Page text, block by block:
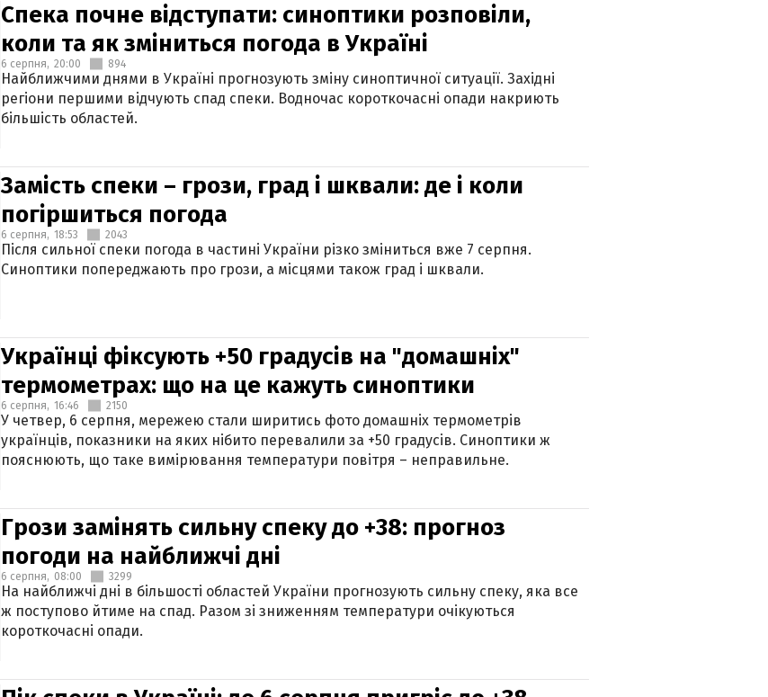
Спека почне відступати: синоптики розповіли,
коли та як зміниться погода в Україні
6 серпня, 20:00 894
Найближчими днями в Україні прогнозують зміну синоптичної ситуації. Західні
регіони першими відчують спад спеки. Водночас короткочасні опади накриють
більшість областей.
Замість спеки – грози, град і шквали: де і коли
погіршиться погода
6 серпня, 18:53 2043
Після сильної спеки погода в частині України різко зміниться вже 7 серпня.
Синоптики попереджають про грози, а місцями також град і шквали.
Українці фіксують +50 градусів на "домашніх"
термометрах: що на це кажуть синоптики
6 серпня, 16:46 2150
У четвер, 6 серпня, мережею стали ширитись фото домашніх термометрів
українців, показники на яких нібито перевалили за +50 градусів. Синоптики ж
пояснюють, що таке вимірювання температури повітря – неправильне.
Грози замінять сильну спеку до +38: прогноз
погоди на найближчі дні
6 серпня, 08:00 3299
На найближчі дні в більшості областей України прогнозують сильну спеку, яка все
ж поступово йтиме на спад. Разом зі зниженням температури очікуються
короткочасні опади.